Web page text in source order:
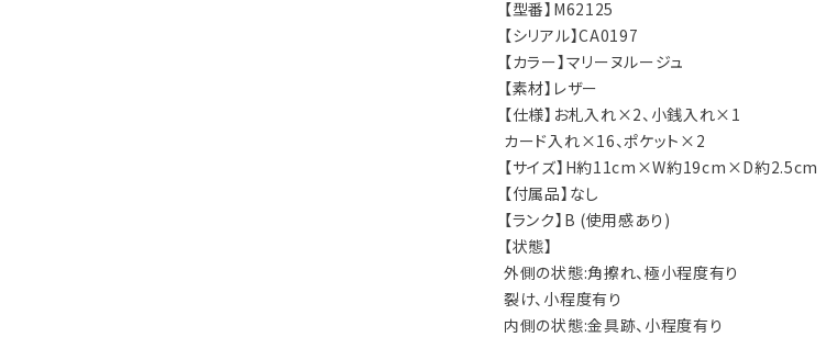
【型番】M62125
【シリアル】CA0197
【カラー】マリーヌルージュ
【素材】レザー
【仕様】お札入れ×2、小銭入れ×1
カード入れ×16、ポケット×2
【サイズ】H約11cm×W約19cm×D約2.5cm
【付属品】なし
【ランク】B (使用感あり)
【状態】
外側の状態:角擦れ、極小程度有り
裂け、小程度有り
内側の状態:金具跡、小程度有り